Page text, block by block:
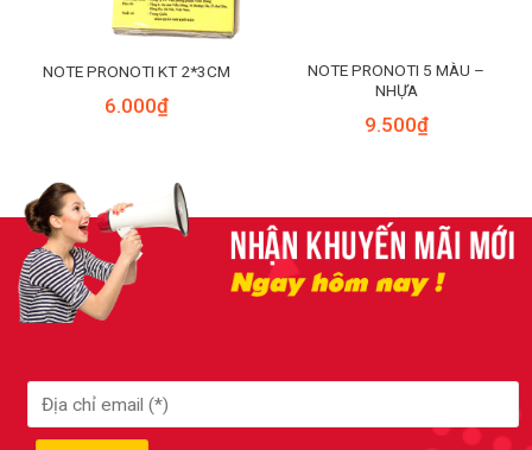
NOTE PRONOTI KT 2*3CM
6.000₫
NOTE PRONOTI 5 MÀU –
NHỰA
9.500₫